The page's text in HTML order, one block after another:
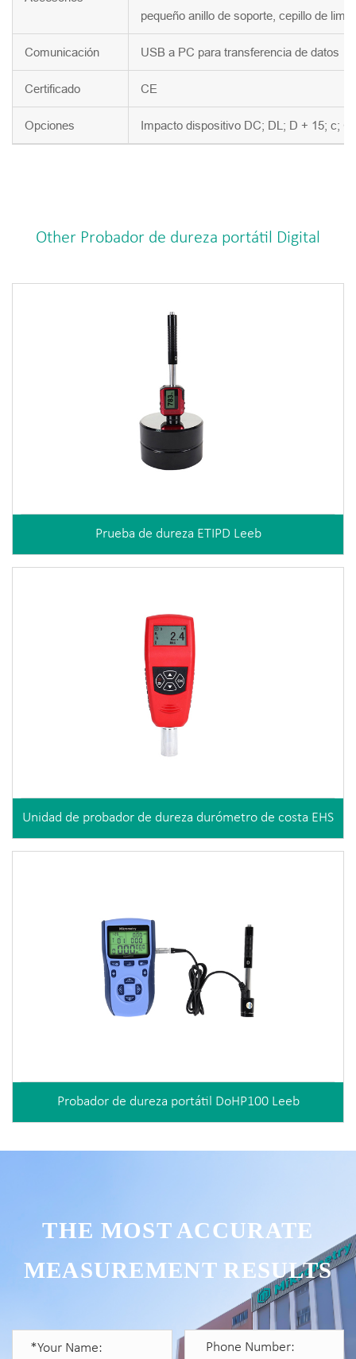
pequeño anillo de soporte, cepillo de
Comunicación USB a PC para transferencia de datos
Certificado CE
Opciones Impacto dispositivo DC; DL; D + 15; c; G
Other Probador de dureza portátil Digital
Prueba de dureza ETIPD Leeb
Unidad de probador de dureza durómetro de costa EHS
Probador de dureza portátil DoHP100 Leeb
THE MOST ACCURATE
MEASUREMENT RESULTS